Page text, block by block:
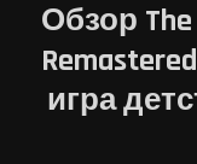
Обзор The
игра